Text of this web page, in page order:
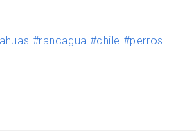
#rancagua #chile #perros